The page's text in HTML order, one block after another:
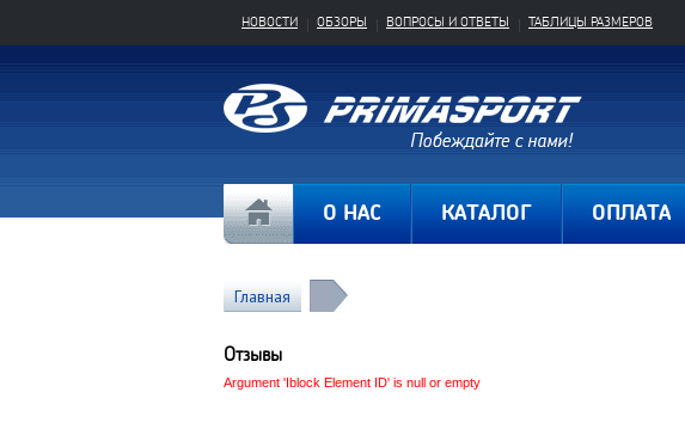
НОВОСТИ ОБЗОРЫ ВОПРОСЫ И ОТВЕТЫ ТАБЛИЦЫ РАЗМЕРОВ
О НАС КАТАЛОГ ОПЛАТА
Главная
Отзывы
Argument 'Iblock Element ID' is null or empty